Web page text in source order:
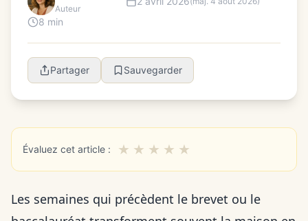
Auteur
8 min
Partager Sauvegarder
Évaluez cet article : ★ ★ ★ ★ ★
Les semaines qui précèdent le brevet ou le